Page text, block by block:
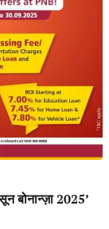
बोनान्ज़ा 2025’